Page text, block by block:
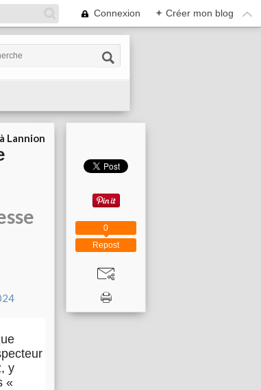
Connexion + Créer mon blog
Lannion
y
«
Repost
0